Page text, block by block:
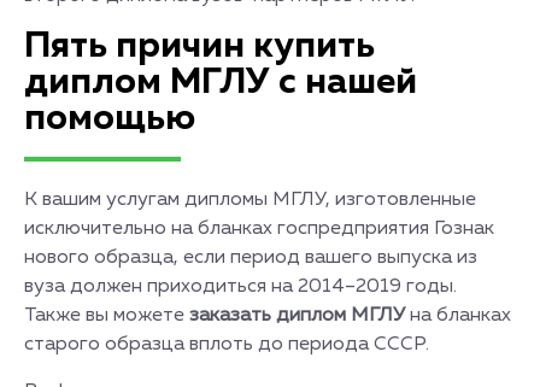
Пять причин купить
диплом МГЛУ с нашей
помощью
К вашим услугам дипломы МГЛУ, изготовленные
исключительно на бланках госпредприятия Гознак
нового образца, если период вашего выпуска из
вуза должен приходиться на 2014–2019 годы.
Также вы можете заказать диплом МГЛУ на бланках
старого образца вплоть до периода СССР.